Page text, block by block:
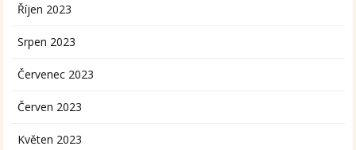
Říjen 2023
Srpen 2023
Červenec 2023
Červen 2023
Květen 2023